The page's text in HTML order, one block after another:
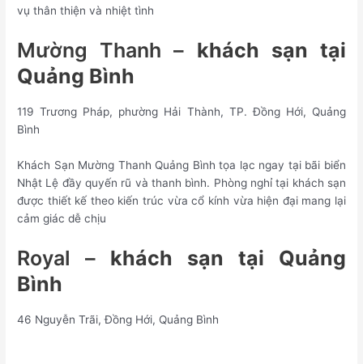
vụ thân thiện và nhiệt tình
Mường Thanh – khách sạn tại
Quảng Bình
119 Trương Pháp, phường Hải Thành, TP. Đồng Hới, Quảng
Bình
Khách Sạn Mường Thanh Quảng Bình tọa lạc ngay tại bãi biển
Nhật Lệ đầy quyến rũ và thanh bình. Phòng nghỉ tại khách sạn
được thiết kế theo kiến trúc vừa cổ kính vừa hiện đại mang lại
cảm giác dễ chịu
Royal – khách sạn tại Quảng
Bình
46 Nguyễn Trãi, Đồng Hới, Quảng Bình